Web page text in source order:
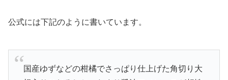
公式には下記のように書いています。
国産ゆずなどの柑橘でさっぱり仕上げた角切り大